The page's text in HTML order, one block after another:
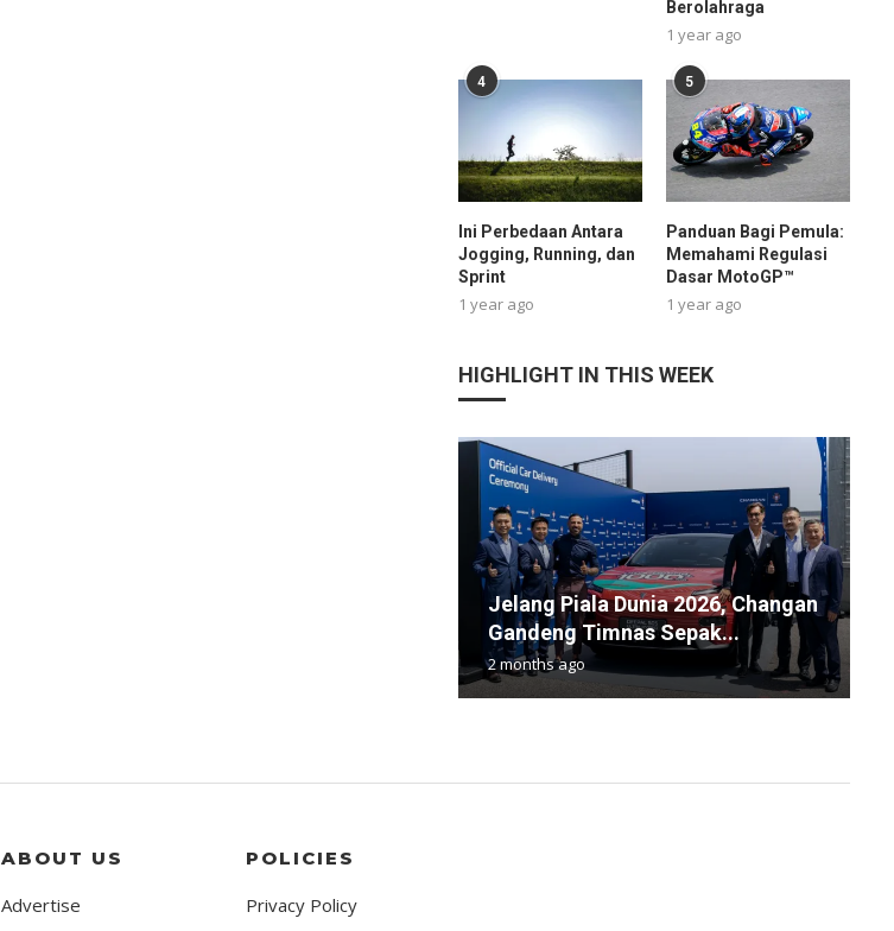
Berolahraga
1 year ago
4
Ini Perbedaan Antara
Jogging, Running, dan
Sprint
1 year ago
5
Panduan Bagi Pemula:
Memahami Regulasi
Dasar MotoGP™
1 year ago
HIGHLIGHT IN THIS WEEK
Jelang Piala Dunia 2026, Changan
Gandeng Timnas Sepak...
2 months ago
ABOUT US
Advertise
POLICIES
Privacy Policy